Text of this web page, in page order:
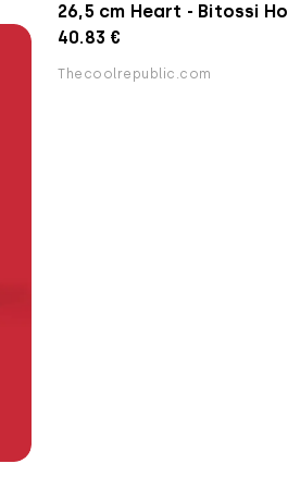
26,5 cm Heart - Bitossi
40.83 €
Thecoolrepublic.com